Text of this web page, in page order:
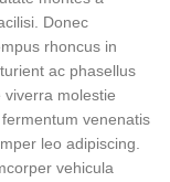
Donec
rhoncus in
ac phasellus
molestie
venenatis
leo adipiscing.
vehicula